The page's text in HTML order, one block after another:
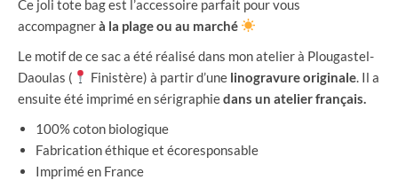
Ce joli tote bag est l’accessoire parfait pour vous
accompagnerà la plage ou au marché
Le motif de ce sac a été réalisé dans mon atelier à Plougastel-
Daoulas (
Finistère) à partir d’une linogravure originale . Il a
ensuite été imprimé en sérigraphiedans un atelier français.
100% coton biologique
Fabrication éthique et écoresponsable
Imprimé en France